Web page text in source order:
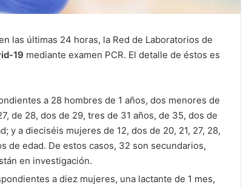
las últimas 24 horas, la Red de Laboratorios de
19 mediante examen PCR. El detalle de éstos es
a 28 hombres de 1 años, dos menores de
de 28, dos de 29, tres de 31 años, de 35, dos de
y a dieciséis mujeres de 12, dos de 20, 21, 27, 28,
de edad. De estos casos, 32 son secundarios,
en investigación.
a diez mujeres, una lactante de 1 mes,